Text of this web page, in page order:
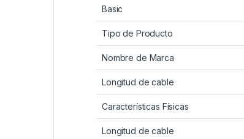
Basic
Tipo de Producto
Nombre de Marca
Longitud de cable
Características Físicas
Longitud de cable